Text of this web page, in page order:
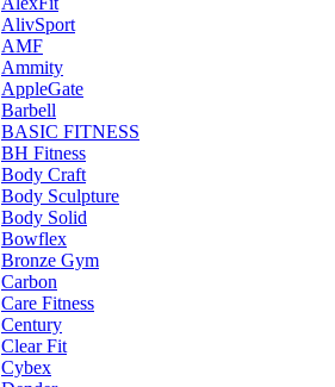
AlivSport
AMF
Ammity
AppleGate
Barbell
BASIC FITNESS
BH Fitness
Body Craft
Body Sculpture
Body Solid
Bowflex
Bronze Gym
Carbon
Care Fitness
Century
Clear Fit
Cybex